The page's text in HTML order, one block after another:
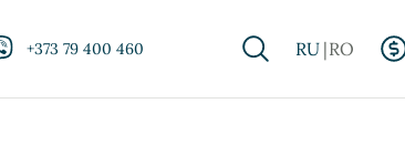
+373 79 400 460 RU RO